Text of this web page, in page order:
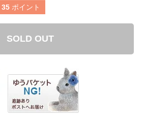
35 ポイント
SOLD OUT